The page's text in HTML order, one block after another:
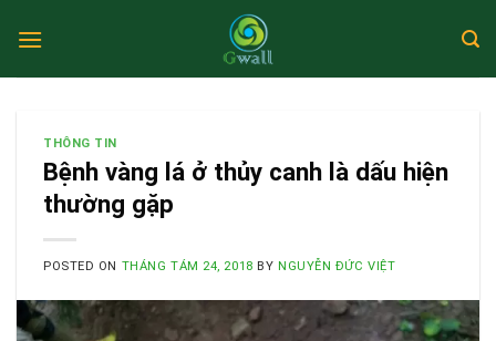
THÔNG TIN
Bệnh vàng lá ở thủy canh là dấu hiện
thường gặp
POSTED ON THÁNG TÁM 24, 2018 BY NGUYỄN ĐỨC VIỆT